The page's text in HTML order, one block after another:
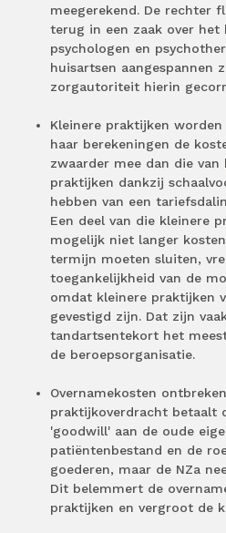
meegerekend. De rechter
terug in een zaak over het
psychologen en
huisartsen aangespannen
zorgautoriteit hierin
Kleinere praktijken
haar berekeningen de
zwaarder mee dan die
praktijken dankzij
hebben van een
Een deel van die kleinere
mogelijk niet langer
termijn moeten sluiten,
toegankelijkheid van de
omdat kleinere praktijken
gevestigd zijn. Dat zijn
tandartsentekort het
de beroepsorganisatie.
Overnamekosten
praktijkoverdracht betaalt
'goodwill' aan de oude
patiëntenbestand en de
goederen, maar de NZa
Dit belemmert de
praktijken en vergroot de